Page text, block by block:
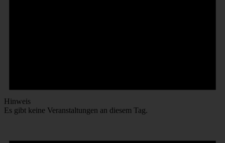
Hinweis
Es gibt keine Veranstaltungen an diesem Tag.